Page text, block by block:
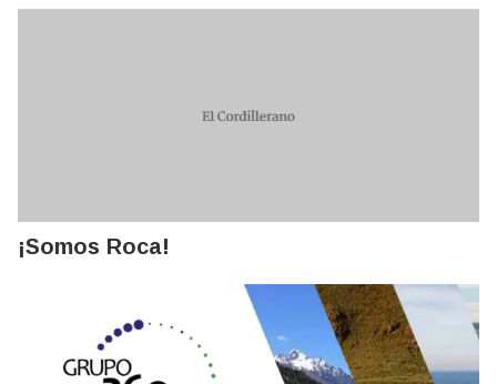
¡Somos Roca!